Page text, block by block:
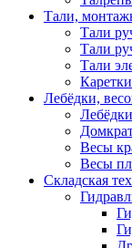
Тали,
Тали
Тали
Тали
Лебёдки,
Лебёдки
Весы
Весы
Складская